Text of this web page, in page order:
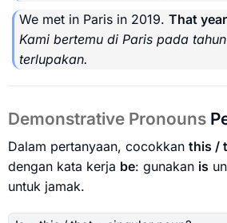
We met in Paris in 2019. That year
Kami bertemu di Paris pada
terlupakan.
Demonstrative Pronouns
Dalam pertanyaan, cocokkan this /
dengan kata kerja be: gunakan is
untuk jamak.